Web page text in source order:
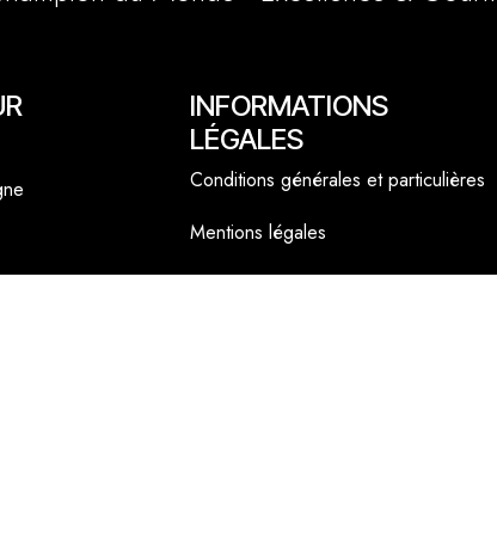
INFORMATIONS
LÉGALES
Conditions générales et particulières
Mentions légales